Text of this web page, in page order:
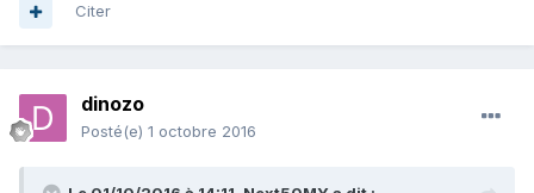
Citer
dinozo
Posté(e) 1 octobre 2016